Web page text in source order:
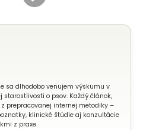
sa dlhodobo venujem výskumu v
o psov. Každý článok,
prepracovanej internej metodiky –
klinické štúdie aj konzultácie
z praxe.